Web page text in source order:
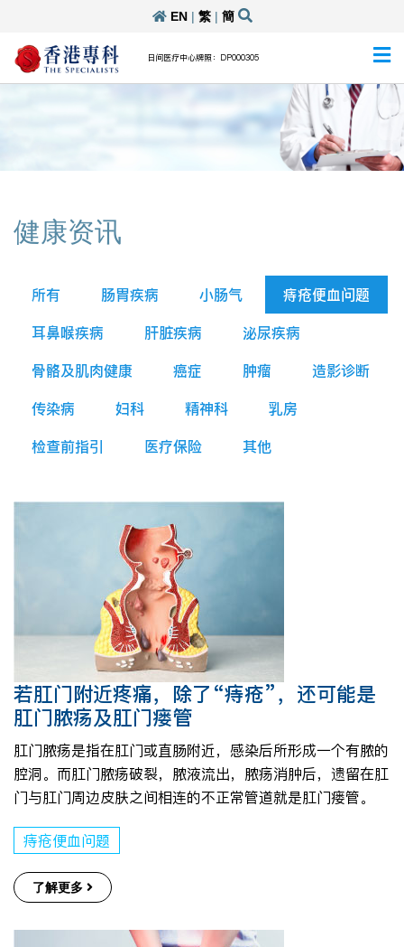
EN| 繁| 簡
日间医疗中心牌照：DP000305
健康资讯
所有 肠胃疾病 小肠气
痔疮便血问题
耳鼻喉疾病
肝脏疾病
泌尿疾病
骨骼及肌肉健康
癌症 肿瘤
造影诊断
传染病
妇科 精神科
乳房
检查前指引
医疗保险 其他
若肛门附近疼痛，除了“痔疮”，还可能是
肛门脓疡及肛门瘘管
肛门脓疡是指在肛门或直肠附近，感染后所形成一个有脓的
腔洞。而肛门脓疡破裂，脓液流出，脓疡消肿后，遗留在肛
门与肛门周边皮肤之间相连的不正常管道就是肛门瘘管。
痔疮便血问题
了解更多